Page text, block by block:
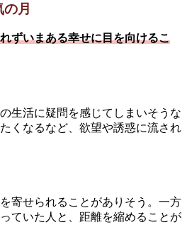
月
ずいまある幸せに目を向けるこ
生活に疑問を感じてしまいそうな
くなるなど、欲望や誘惑に流され
寄せられることがありそう。一方
ていた人と、距離を縮めることが